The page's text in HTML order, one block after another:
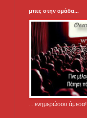
μπες στην ομάδα...
... ενημερώσου άμεσα!